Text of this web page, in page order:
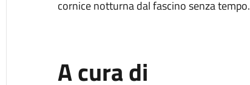
cornice notturna dal fascino senza tempo.
A cura di